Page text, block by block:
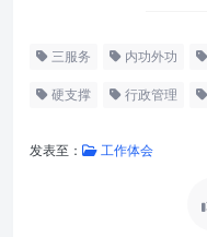
三服务 内功外功
硬支撑 行政管理
发表至： 工作体会